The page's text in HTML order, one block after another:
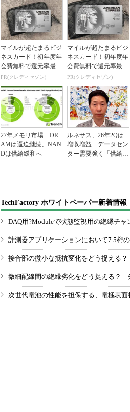
マイルが超たまるビジ
ネスカード！初年度年
会費無料で還元率最大
1.125%
PR(クレディセゾン)
マイルが超たまるビジ
ネスカード！初年度年
会費無料で還元率最大
1.125%
PR(クレディセゾン)
27年メモリ市場 DR
AMは逼迫継続、NAN
Dは供給緩和へ
ルネサス、26年2Qは
増収増益 データセン
ター需要強く「供給は
TechFactory ホワイトペーパー新着情報
DAQ用?Moduleで状態監視用の絶縁チ
計測器アプリケーションにおいて7.5桁
接合部の微小な抵抗変化をどう捉える
微細配線間の絶縁劣化をどう捉える？
次世代電池の性能を担保する、電極表